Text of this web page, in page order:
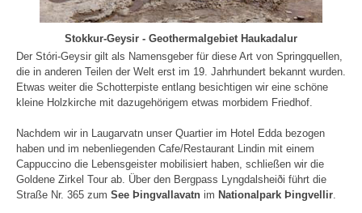
Stokkur-Geysir - Geothermalgebiet Haukadalur
Der Stóri-Geysir gilt als Namensgeber für diese Art von Springquellen,
die in anderen Teilen der Welt erst im 19. Jahrhundert bekannt wurden.
Etwas weiter die Schotterpiste entlang besichtigen wir eine schöne
kleine Holzkirche mit dazugehörigem etwas morbidem Friedhof.
Nachdem wir in Laugarvatn unser Quartier im Hotel Edda bezogen
haben und im nebenliegenden Cafe/Restaurant Lindin mit einem
Cappuccino die Lebensgeister mobilisiert haben, schließen wir die
Goldene Zirkel Tour ab. Über den Bergpass Lyngdalsheiði führt die
Straße Nr. 365 zum See Þingvallavatn im Nationalpark Þingvellir